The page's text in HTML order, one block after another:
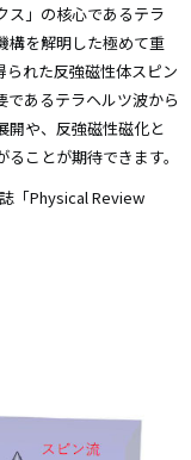
ス」の核心であるテラ
構を解明した極めて重
れた反強磁性体スピン
あるテラヘルツ波から
開や、反強磁性磁化と
ことが期待できます。
「Physical Review